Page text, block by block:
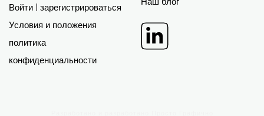
Войти | зарегистрироваться
Условия и положения
политика
конфиденциальности